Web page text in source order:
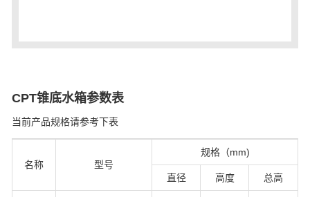
CPT锥底水箱参数表
当前产品规格请参考下表
名称 型号
规格（mm)
直径 高度 总高